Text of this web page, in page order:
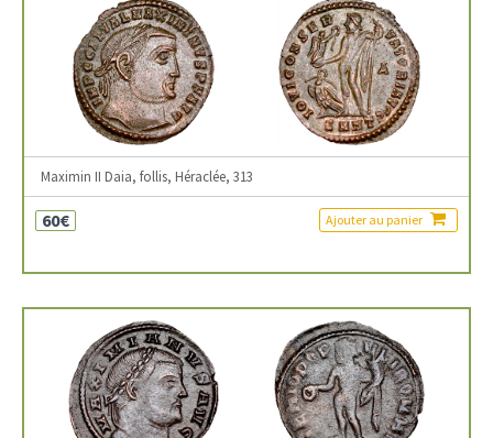
Maximin II Daia, follis, Héraclée, 313
60€ Ajouter au panier